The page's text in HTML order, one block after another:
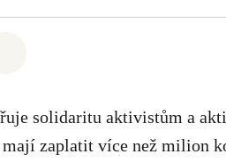
solidaritu aktivistům a
zaplatit více než milion